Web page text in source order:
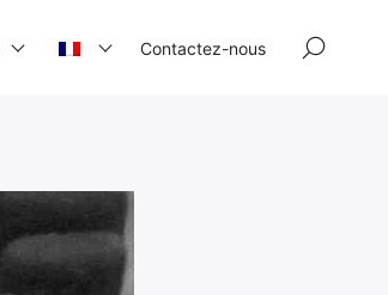
Contactez-nous